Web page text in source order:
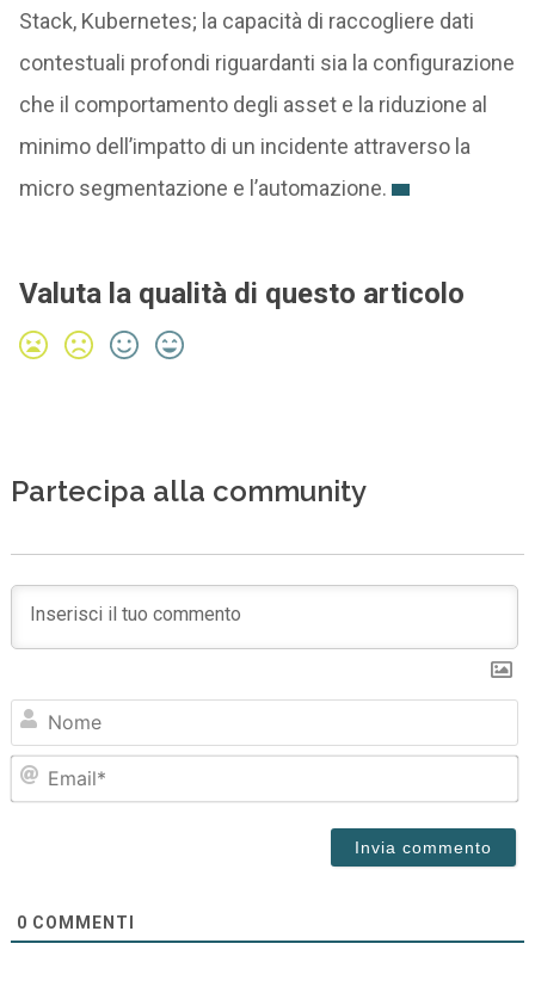
Stack, Kubernetes; la capacità di raccogliere dati
contestuali profondi riguardanti sia la configurazione
che il comportamento degli asset e la riduzione al
minimo dell’impatto di un incidente attraverso la
micro segmentazione e l’automazione.
Valuta la qualità di questo articolo
Partecipa alla community
0 COMMENTI